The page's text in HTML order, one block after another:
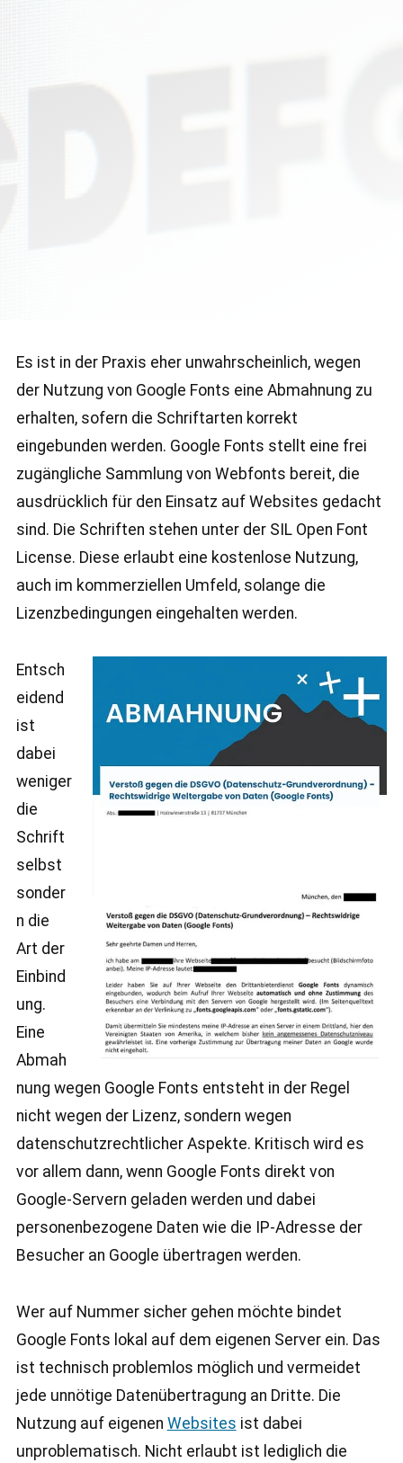
Es ist in der Praxis eher unwahrscheinlich, wegen
der Nutzung von Google Fonts eine Abmahnung zu
erhalten, sofern die Schriftarten korrekt
eingebunden werden. Google Fonts stellt eine frei
zugängliche Sammlung von Webfonts bereit, die
ausdrücklich für den Einsatz auf Websites gedacht
sind. Die Schriften stehen unter der SIL Open Font
License. Diese erlaubt eine kostenlose Nutzung,
auch im kommerziellen Umfeld, solange die
Lizenzbedingungen eingehalten werden.
Entsch
eidend
ist
dabei
weniger
die
Schrift
selbst
sonder
n die
Art der
Einbind
ung.
Eine
Abmah
nung wegen Google Fonts entsteht in der Regel
nicht wegen der Lizenz, sondern wegen
datenschutzrechtlicher Aspekte. Kritisch wird es
vor allem dann, wenn Google Fonts direkt von
Google-Servern geladen werden und dabei
personenbezogene Daten wie die IP-Adresse der
Besucher an Google übertragen werden.
Wer auf Nummer sicher gehen möchte bindet
Google Fonts lokal auf dem eigenen Server ein. Das
ist technisch problemlos möglich und vermeidet
jede unnötige Datenübertragung an Dritte. Die
Nutzung auf eigenen Websites ist dabei
unproblematisch. Nicht erlaubt ist lediglich die